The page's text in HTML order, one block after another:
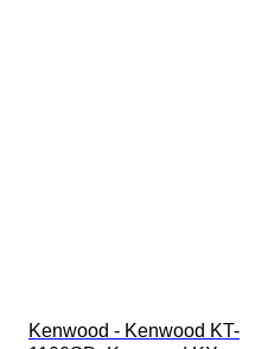
Kenwood - Kenwood KT-